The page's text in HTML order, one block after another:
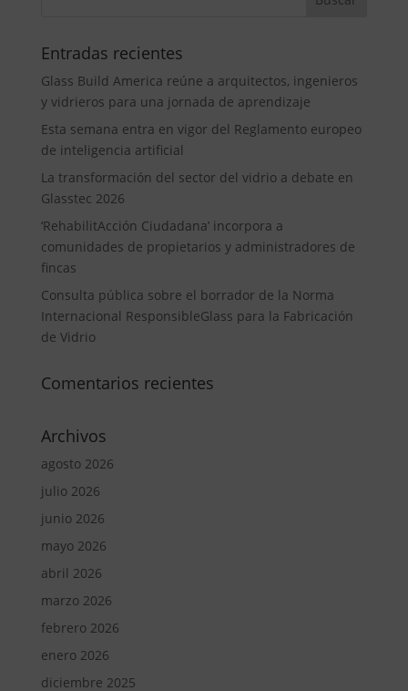
Entradas recientes
Glass Build America reúne a arquitectos, ingenieros
y vidrieros para una jornada de aprendizaje
Esta semana entra en vigor del Reglamento europeo
de inteligencia artificial
La transformación del sector del vidrio a debate en
Glasstec 2026
‘RehabilitAcción Ciudadana’ incorpora a
comunidades de propietarios y administradores de
fincas
Consulta pública sobre el borrador de la Norma
Internacional ResponsibleGlass para la Fabricación
de Vidrio
Comentarios recientes
Archivos
agosto 2026
julio 2026
junio 2026
mayo 2026
abril 2026
marzo 2026
febrero 2026
enero 2026
diciembre 2025